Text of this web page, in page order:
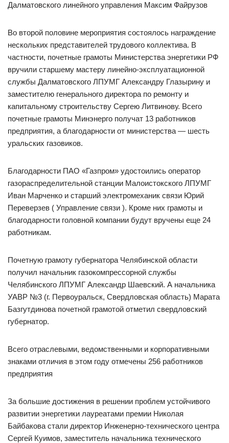
Далматовского линейного управления Максим Файрузов
Во второй половине мероприятия состоялось награждение
нескольких представителей трудового коллектива. В
частности, почетные грамоты Министерства энергетики РФ
вручили старшему мастеру линейно-эксплуатационной
службы Далматовского ЛПУМГ Александру Глазырину и
заместителю генерального директора по ремонту и
капитальному строительству Сергею Литвинову. Всего
почетные грамоты Минэнерго получат 13 работников
предприятия, а благодарности от министерства — шесть
уральских газовиков.
Благодарности ПАО «Газпром» удостоились оператор
газораспределительной станции Малоистокского ЛПУМГ
Иван Марченко и старший электромеханик связи Юрий
Переверзев ( Управление связи ). Кроме них грамоты и
благодарности головной компании будут вручены еще 24
работникам.
Почетную грамоту губернатора Челябинской области
получил начальник газокомпрессорной службы
Челябинского ЛПУМГ Александр Шаевский. А начальника
УАВР №3 (г. Первоуральск, Свердловская область) Марата
Базгутдинова почетной грамотой отметил свердловский
губернатор.
Всего отраслевыми, ведомственными и корпоративными
знаками отличия в этом году отмечены 256 работников
предприятия
За большие достижения в решении проблем устойчивого
развитии энергетики лауреатами премии Николая
Байбакова стали директор Инженерно-технического центра
Сергей Куимов, заместитель начальника технического